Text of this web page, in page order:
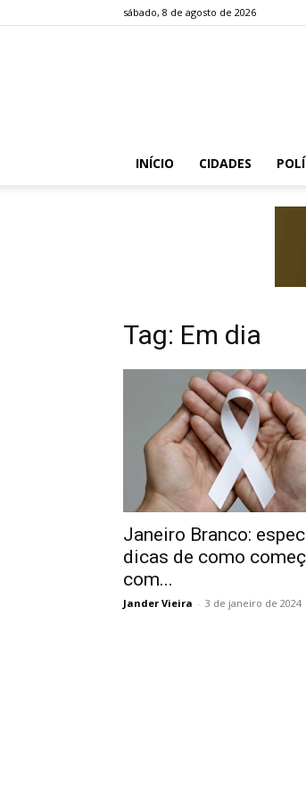
sábado, 8 de agosto de 2026
INÍCIO CIDADES
Tag: Em dia
Janeiro Branco:
dicas de como
com...
Jander Vieira - 3 de janeiro de 2024